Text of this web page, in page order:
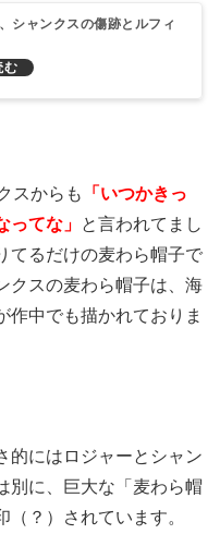
シャンクスの傷跡とルフィ
スからも
「いつかきっ
ってな」 と言われてまし
てるだけの麦わら帽子で
クスの麦わら帽子は、海
作中でも描かれておりま
的にはロジャーとシャン
別に、巨大な「麦わら帽
？）されています。